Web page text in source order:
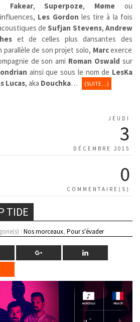
Fakear,Superpoze, Møme ou
Les Gordon les tire à la fois
deSufjan Stevens, Andrew
et de celles plus dansantes des
parallèle de son projet solo, Marcexerce
de son ami Roman Oswald sur
ainsi que sous le nom de LesKa
Lucas, aka Douchka… (SUITE…)
JEUDI
3
DÉCEMBRE 2015
0
COMMENTAIRE(S)
TIDE
: Nos morceaux, Pour s'évader